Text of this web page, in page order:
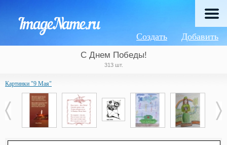
Добавить
Создать
С Днем Победы!
313 шт.
Картинки "9 Мая"